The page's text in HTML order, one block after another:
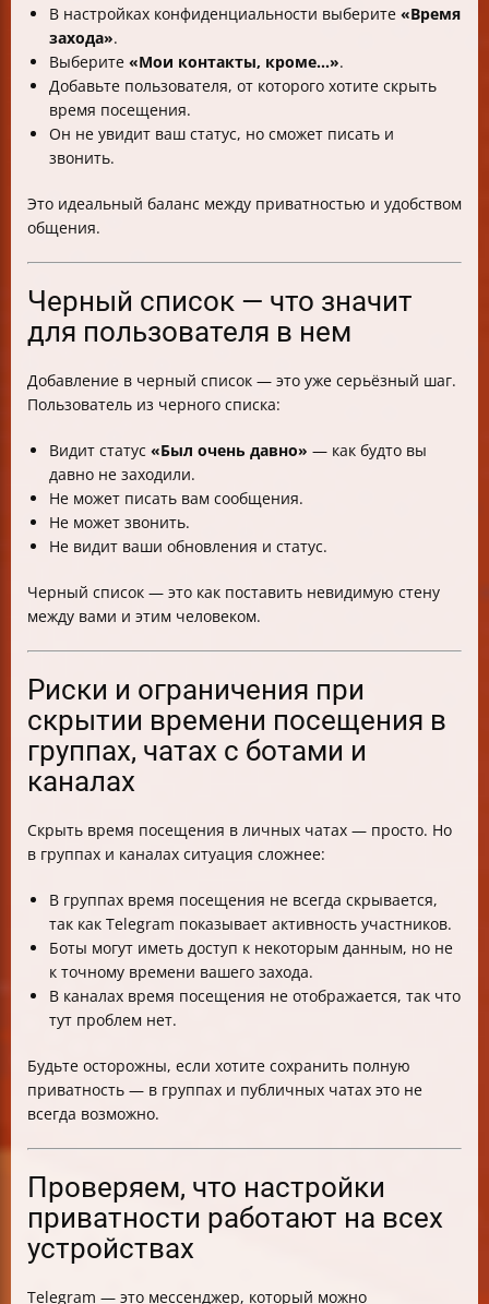
В настройках конфиденциальности выберите «Время
захода».
Выберите «Мои контакты, кроме...».
Добавьте пользователя, от которого хотите скрыть
время посещения.
Он не увидит ваш статус, но сможет писать и
звонить.
Это идеальный баланс между приватностью и удобством
общения.
Черный список — что значит
для пользователя в нем
Добавление в черный список — это уже серьёзный шаг.
Пользователь из черного списка:
Видит статус «Был очень давно» — как будто вы
давно не заходили.
Не может писать вам сообщения.
Не может звонить.
Не видит ваши обновления и статус.
Черный список — это как поставить невидимую стену
между вами и этим человеком.
Риски и ограничения при
скрытии времени посещения в
группах, чатах с ботами и
каналах
Скрыть время посещения в личных чатах — просто. Но
в группах и каналах ситуация сложнее:
В группах время посещения не всегда скрывается,
так как Telegram показывает активность участников.
Боты могут иметь доступ к некоторым данным, но не
к точному времени вашего захода.
В каналах время посещения не отображается, так что
тут проблем нет.
Будьте осторожны, если хотите сохранить полную
приватность — в группах и публичных чатах это не
всегда возможно.
Проверяем, что настройки
приватности работают на всех
устройствах
Telegram — это мессенджер, который можно